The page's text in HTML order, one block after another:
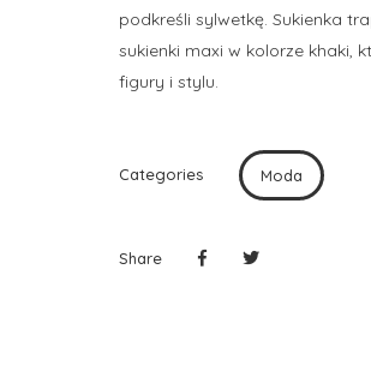
podkreśli sylwetkę. Sukienka
sukienki maxi w kolorze khaki,
figury i stylu.
Categories Moda
Share